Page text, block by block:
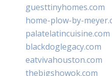
guesttinyhomes.com
home-plow-by-
palatelatincuisine.com
blackdoglegacy.com
eatvivahouston.com
thebigshowok.com